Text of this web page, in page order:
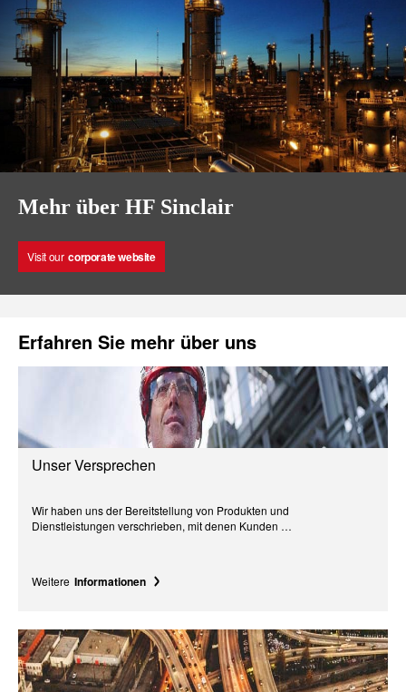
Mehr über HF Sinclair
Visit our corporate website
Erfahren Sie mehr über uns
Unser Versprechen
Wir haben uns der Bereitstellung von Produkten und
Dienstleistungen verschrieben, mit denen Kunden …
Weitere Informationen